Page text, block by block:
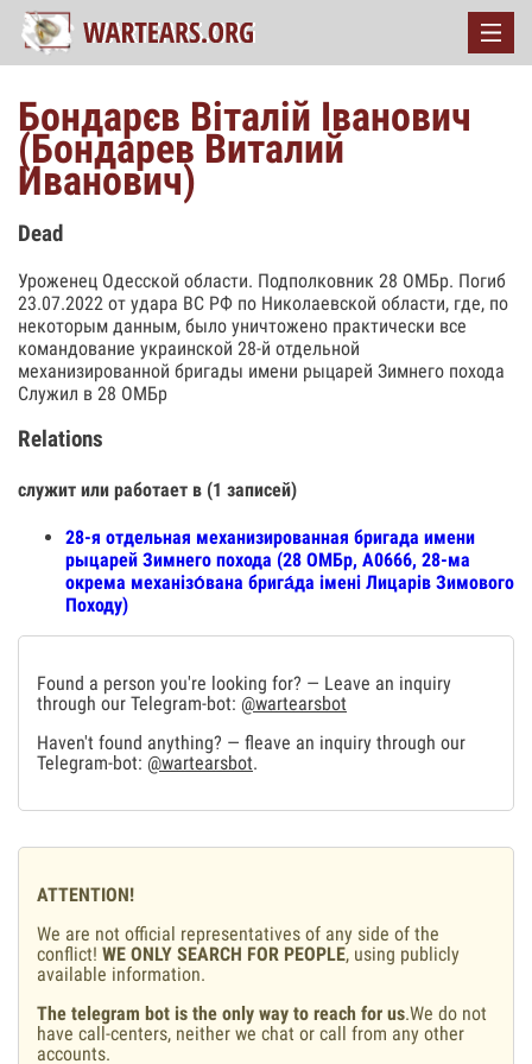
Бондарєв Віталій Іванович
(Бондарев Виталий
Иванович)
Dead
Уроженец Одесской области. Подполковник 28 ОМБр. Погиб
23.07.2022 от удара ВС РФ по Николаевской области, где, по
некоторым данным, было уничтожено практически все
командование украинской 28-й отдельной
механизированной бригады имени рыцарей Зимнего похода
Служил в 28 ОМБр
Relations
служит или работает в (1 записей)
28-я отдельная механизированная бригада имени
рыцарей Зимнего похода (28 ОМБр, А0666, 28-ма
окрема механізо́вана брига́да імені Лицарів Зимового
Походу)
Found a person you're looking for? — Leave an inquiry
through our Telegram-bot: @wartearsbot
Haven't found anything? — fleave an inquiry through our
Telegram-bot: @wartearsbot.
ATTENTION!
We are not official representatives of any side of the
conflict! WE ONLY SEARCH FOR PEOPLE, using publicly
available information.
The telegram bot is the only way to reach for us.We do not
have call-centers, neither we chat or call from any other
accounts.